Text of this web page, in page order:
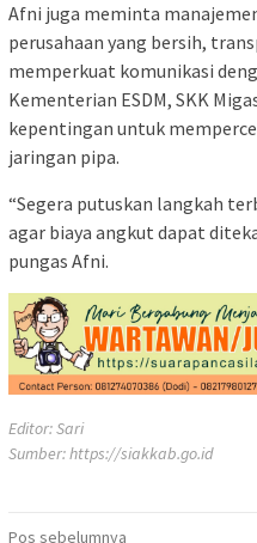
Afni juga meminta
perusahaan yang bersih,
memperkuat komunikasi
Kementerian ESDM, SKK
kepentingan untuk
jaringan pipa.
“Segera putuskan langkah
agar biaya angkut dapat
pungas Afni.
Editor: Sari
Sumber:https://siakkab.go.id
Pos sebelumnya